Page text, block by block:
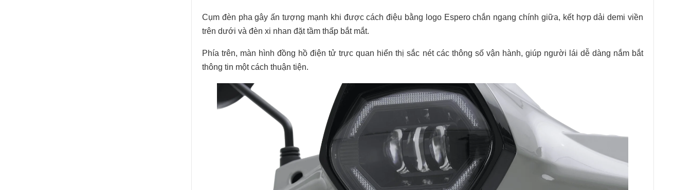
Cụm đèn pha gây ấn tượng mạnh khi được cách điệu bằng logo Espero chắn ngang chính giữa, kết hợp dải demi viền
trên dưới và đèn xi nhan đặt tầm thấp bắt mắt.
Phía trên, màn hình đồng hồ điện tử trực quan hiển thị sắc nét các thông số vận hành, giúp người lái dễ dàng nắm bắt
thông tin một cách thuận tiện.